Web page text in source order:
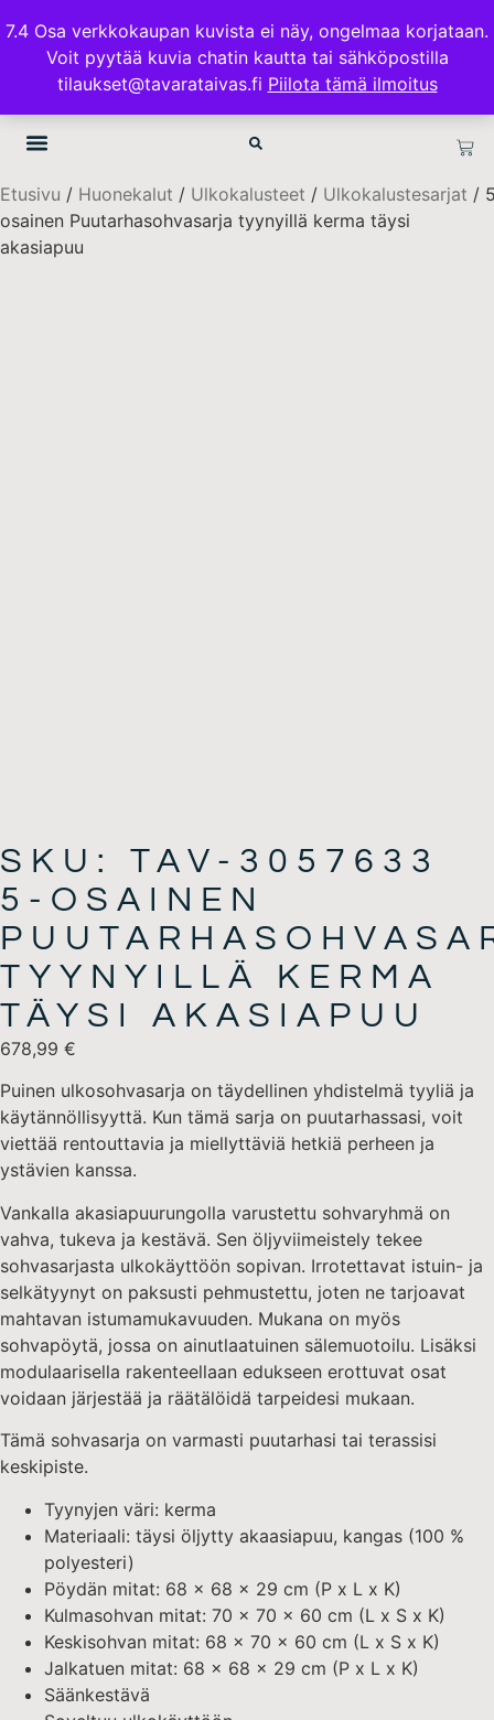
7.4 Osa verkkokaupan kuvista ei näy, ongelmaa korjataan.
Voit pyytää kuvia chatin kautta tai sähköpostilla
tilaukset@tavarataivas.fi Piilota tämä ilmoitus
ILMAINEN TOIMITUS 100€ TILAUKSISSA
TAVARATAIVAS.FI
Etusivu / Huonekalut / Ulkokalusteet / Ulkokalustesarjat /
osainen Puutarhasohvasarja tyynyillä kerma täysi
akasiapuu
SKU: TAV-3057633
5-OSAINEN
TYYNYILLÄ KERMA
TÄYSI AKASIAPUU
678,99 €
Puinen ulkosohvasarja on täydellinen yhdistelmä tyyliä ja
käytännöllisyyttä. Kun tämä sarja on puutarhassasi, voit
viettää rentouttavia ja miellyttäviä hetkiä perheen ja
ystävien kanssa.
Vankalla akasiapuurungolla varustettu sohvaryhmä on
vahva, tukeva ja kestävä. Sen öljyviimeistely tekee
sohvasarjasta ulkokäyttöön sopivan. Irrotettavat istuin- ja
selkätyynyt on paksusti pehmustettu, joten ne tarjoavat
mahtavan istumamukavuuden. Mukana on myös
sohvapöytä, jossa on ainutlaatuinen sälemuotoilu. Lisäksi
modulaarisella rakenteellaan edukseen erottuvat osat
voidaan järjestää ja räätälöidä tarpeidesi mukaan.
Tämä sohvasarja on varmasti puutarhasi tai terassisi
keskipiste.
Tyynyjen väri: kerma
Materiaali: täysi öljytty akaasiapuu, kangas (100 %
polyesteri)
Pöydän mitat: 68 x 68 x 29 cm (P x L x K)
Kulmasohvan mitat: 70 x 70 x 60 cm (L x S x K)
Keskisohvan mitat: 68 x 70 x 60 cm (L x S x K)
Jalkatuen mitat: 68 x 68 x 29 cm (P x L x K)
Säänkestävä